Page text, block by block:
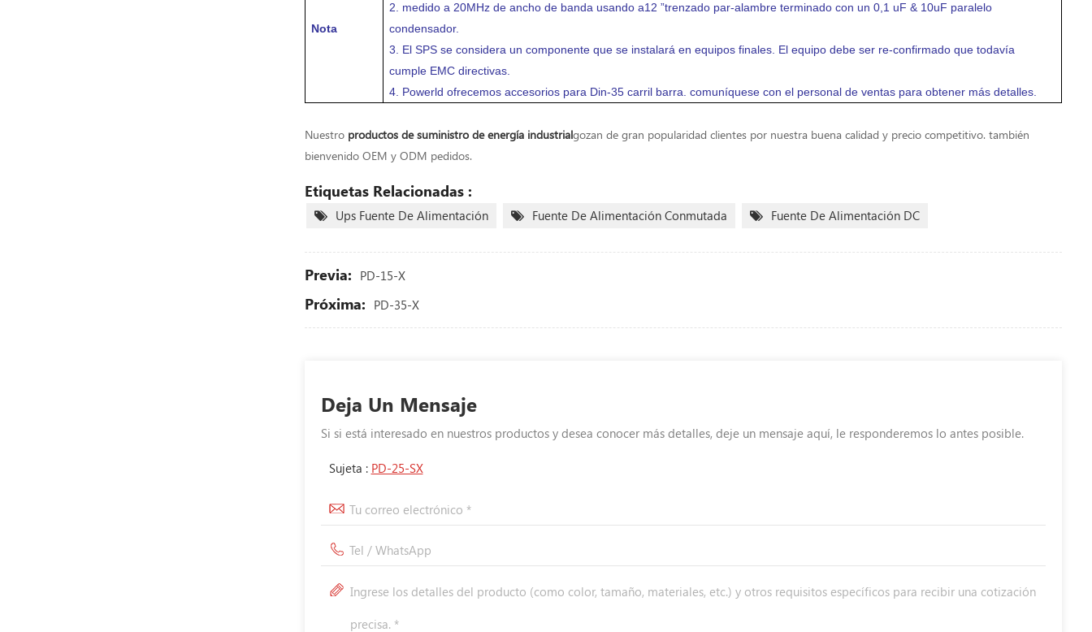
Nota
2. medido a 20MHz de ancho de banda usando a12 ”trenzado par-alambre terminado con un 0,1 uF & 10uF paralelo
condensador.
3. El SPS se considera un componente que se instalará en equipos finales. El equipo debe ser re-confirmado que todavía
cumple EMC directivas.
4. Powerld ofrecemos accesorios para Din-35 carril barra. comuníquese con el personal de ventas para obtener más detalles.
Nuestro productos de suministro de energía industrialgozan de gran popularidad clientes por nuestra buena calidad y precio competitivo. también
bienvenido OEM y ODM pedidos.
Etiquetas Relacionadas :
Ups Fuente De Alimentación Fuente De Alimentación Conmutada Fuente De Alimentación DC
Previa: PD-15-X
Próxima: PD-35-X
Deja Un Mensaje
Si si está interesado en nuestros productos y desea conocer más detalles, deje un mensaje aquí, le responderemos lo antes posible.
Sujeta : PD-25-SX